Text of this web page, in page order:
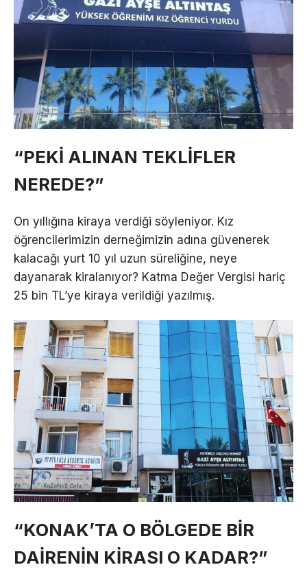
“PEKİ ALINAN TEKLİFLER
NEREDE?”
On yıllığına kiraya verdiği söyleniyor. Kız
öğrencilerimizin derneğimizin adına güvenerek
kalacağı yurt 10 yıl uzun süreliğine, neye
dayanarak kiralanıyor? Katma Değer Vergisi hariç
25 bin TL’ye kiraya verildiği yazılmış.
“KONAK’TA O BÖLGEDE BİR
DAİRENİN KİRASI O KADAR?”